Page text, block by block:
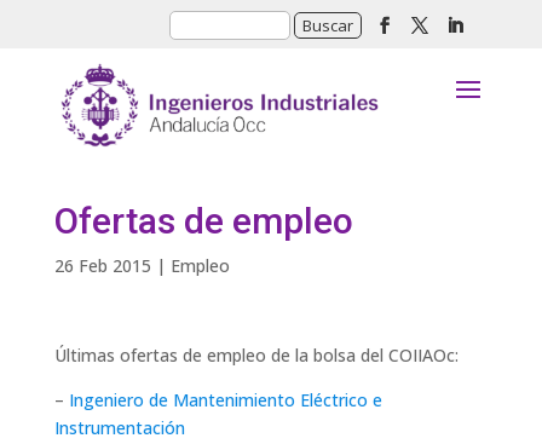
Ofertas de empleo
26 Feb 2015 | Empleo
Últimas ofertas de empleo de la bolsa del COIIAOc:
– Ingeniero de Mantenimiento Eléctrico e
Instrumentación